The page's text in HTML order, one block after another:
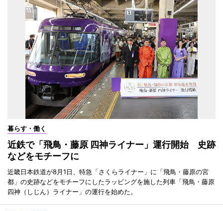
暮らす・働く
近鉄で「飛鳥・藤原 四神ライナー」運行開始 史跡
などをモチーフに
近畿日本鉄道が8月1日、特急「さくらライナー」に「飛鳥・藤原の宮
都」の史跡などをモチーフにしたラッピングを施した列車「飛鳥・藤原
四神（しじん）ライナー」の運行を始めた。